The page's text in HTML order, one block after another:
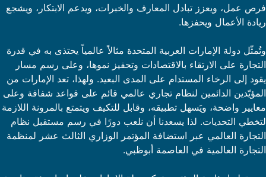
فرص عمل، ويعزز تبادل المعارف والخبرات، ويدعم الابتكار، ويشجع
ريادة الأعمال ويحفزها.
وتُمثّل دولة الإمارات العربية المتحدة مثالاً عالمياً يحتذى به في قدرة
التجارة على الارتقاء بالاقتصادات وتحفيز نموها، وعلى رسم مسار
يقود إلى الرخاء المستدام على المدى البعيد. ولهذا، تعد الإمارات من
المؤيّدين الدائمين لنظام تجاري عالمي قائم على قواعد شفافة وعلى
معايير واضحة، ويَسهل تطبيقه، وقابل للتكيف ويتمتع بالمرونة اللازمة
لتخطي التحديات. لذا يسعدنا أن نلعب دورًا في رسم مستقبل نظام
التجارة العالمي عبر استضافة المؤتمر الوزاري الثالث عشر لمنظمة
التجارة العالمية في العاصمة أبوظبي.